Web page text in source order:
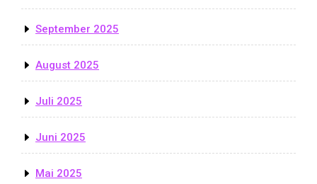
September 2025
August 2025
Juli 2025
Juni 2025
Mai 2025